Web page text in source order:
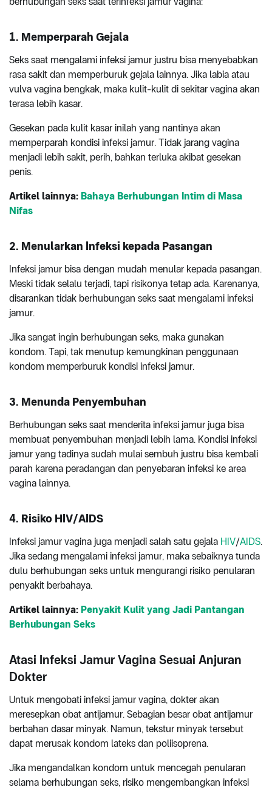
1. Memperparah Gejala
Seks saat mengalami infeksi jamur justru bisa menyebabkan
rasa sakit dan memperburuk gejala lainnya. Jika labia atau
vulva vagina bengkak, maka kulit-kulit di sekitar vagina akan
terasa lebih kasar.
Gesekan pada kulit kasar inilah yang nantinya akan
memperparah kondisi infeksi jamur. Tidak jarang vagina
menjadi lebih sakit, perih, bahkan terluka akibat gesekan
penis.
Artikel lainnya: Bahaya Berhubungan Intim di Masa
Nifas
2. Menularkan Infeksi kepada Pasangan
Infeksi jamur bisa dengan mudah menular kepada pasangan.
Meski tidak selalu terjadi, tapi risikonya tetap ada. Karenanya,
disarankan tidak berhubungan seks saat mengalami infeksi
jamur.
Jika sangat ingin berhubungan seks, maka gunakan
kondom. Tapi, tak menutup kemungkinan penggunaan
kondom memperburuk kondisi infeksi jamur.
3. Menunda Penyembuhan
Berhubungan seks saat menderita infeksi jamur juga bisa
membuat penyembuhan menjadi lebih lama. Kondisi infeksi
jamur yang tadinya sudah mulai sembuh justru bisa kembali
parah karena peradangan dan penyebaran infeksi ke area
vagina lainnya.
4. Risiko HIV/AIDS
Infeksi jamur vagina juga menjadi salah satu gejala HIV/AIDS.
Jika sedang mengalami infeksi jamur, maka sebaiknya tunda
dulu berhubungan seks untuk mengurangi risiko penularan
penyakit berbahaya.
Artikel lainnya: Penyakit Kulit yang Jadi Pantangan
Berhubungan Seks
Atasi Infeksi Jamur Vagina Sesuai Anjuran
Dokter
Untuk mengobati infeksi jamur vagina, dokter akan
meresepkan obat antijamur. Sebagian besar obat antijamur
berbahan dasar minyak. Namun, tekstur minyak tersebut
dapat merusak kondom lateks dan poliisoprena.
Jika mengandalkan kondom untuk mencegah penularan
selama berhubungan seks, risiko mengembangkan infeksi